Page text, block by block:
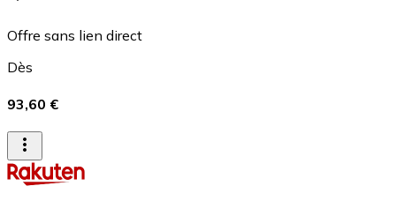
Offre sans lien direct
Dès
93,60 €